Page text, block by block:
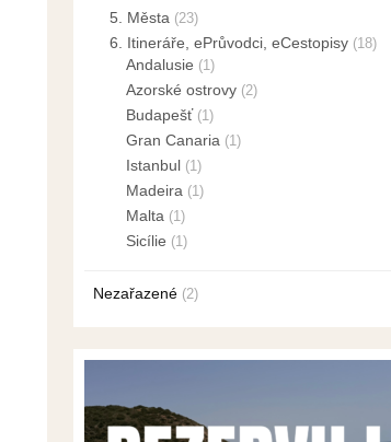
5. Města (23)
6. Itineráře, ePrůvodci, eCestopisy (18)
Andalusie (1)
Azorské ostrovy (2)
Budapešť (1)
Gran Canaria (1)
Istanbul (1)
Madeira (1)
Malta (1)
Sicílie (1)
Nezařazené (2)